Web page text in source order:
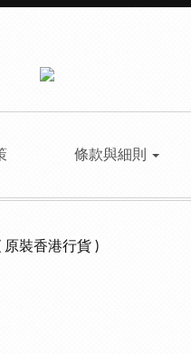
條款與細則
原裝香港行貨 )